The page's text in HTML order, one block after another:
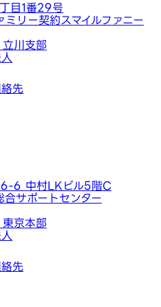
目1番29号
リー契約スマイルファニー
立川支部
先
6 中村LKビル5階C
サポートセンター
東京本部
先